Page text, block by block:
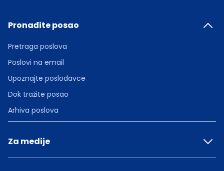
Pronađite posao
Pretraga poslova
Poslovi na email
Upoznajte poslodavce
Dok tražite posao
Arhiva poslova
Za medije